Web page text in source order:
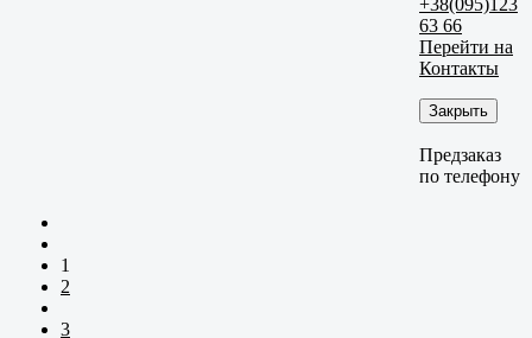
63 66
Перейти на
Контакты
Закрыть
Предзаказ
по телефону
1
2
3